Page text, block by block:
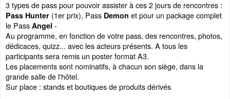
3 types de pass pour pouvoir assister à ces 2 jours de rencontres :
Pass Hunter (1er prix), Pass Demon et pour un package complet
le Pass Angel -
Au programme, en fonction de votre pass, des rencontres, photos,
dédicaces, quizz... avec les acteurs présents. A tous les
participants sera remis un poster format A3.
Les placements sont nominatifs, à chacun son siège, dans la
grande salle de l'hôtel.
Sur place : stands et boutiques de produits dérivés